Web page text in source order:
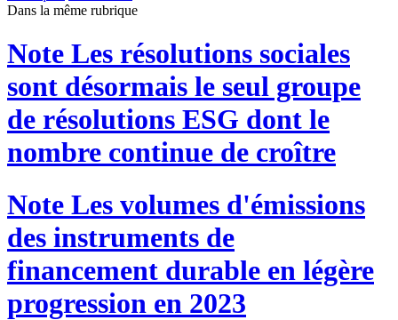
Dans la même rubrique
Note Les résolutions sociales
sont désormais le seul groupe
de résolutions ESG dont le
nombre continue de croître
Note Les volumes d'émissions
des instruments de
financement durable en légère
progression en 2023